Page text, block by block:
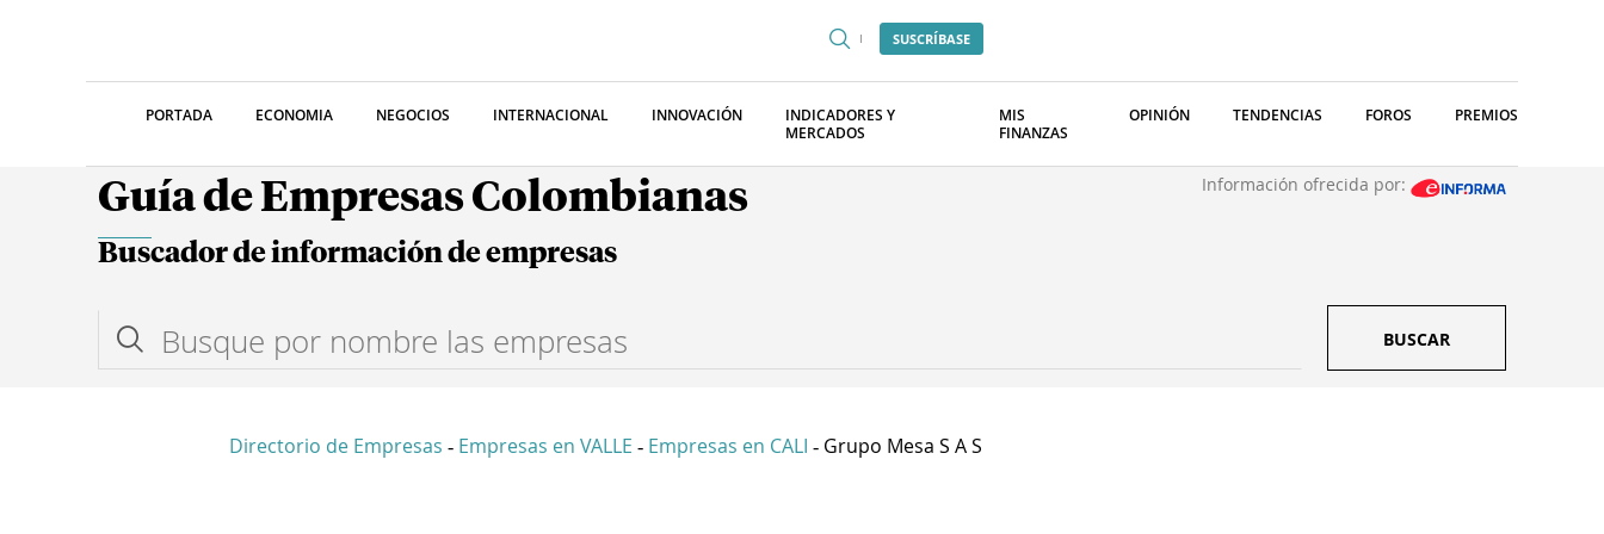
SUSCRÍBASE
PORTADA ECONOMIA NEGOCIOS INTERNACIONAL INNOVACIÓN
INDICADORES Y
MERCADOS
MIS
FINANZAS
OPINIÓN TENDENCIAS FOROS PREMIOS
Guía de Empresas Colombianas Información ofrecida por:
Buscador de información de empresas
BUSCAR
Directorio de Empresas - Empresas en VALLE - Empresas en CALI - Grupo Mesa S A S